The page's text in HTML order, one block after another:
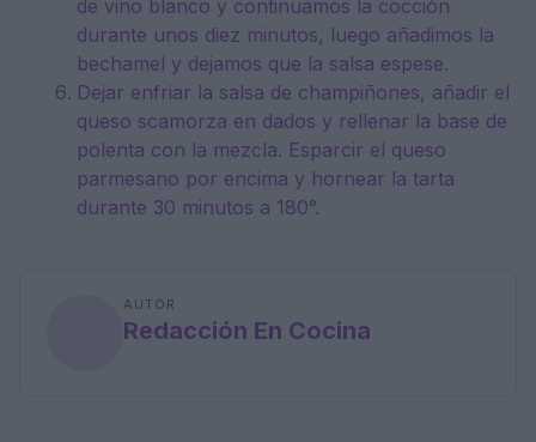
de vino blanco y continuamos la cocción
durante unos diez minutos, luego añadimos la
bechamel y dejamos que la salsa espese.
Dejar enfriar la salsa de champiñones, añadir el
queso scamorza en dados y rellenar la base de
polenta con la mezcla. Esparcir el queso
parmesano por encima y hornear la tarta
durante 30 minutos a 180°.
AUTOR
Redacción En Cocina